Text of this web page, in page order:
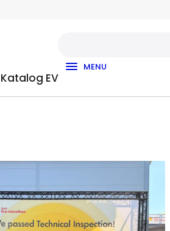
Katalog EV
MENU